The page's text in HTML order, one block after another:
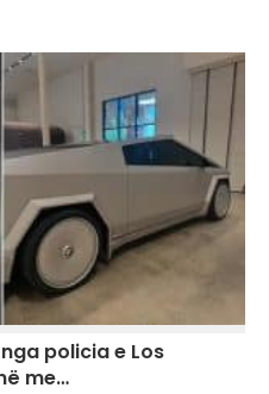
policia e Los
me…